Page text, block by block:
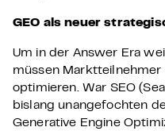
GEO als neuer
Um in der Answer Era
müssen
optimieren. War SEO
bislang unangefochten
Generative Engine